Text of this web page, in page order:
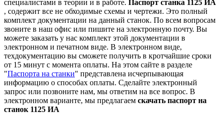
специалистами в теории и в работе. Паспорт станка 1125 ИА
, содержит все не обходимые схемы и чертежи. Это полный
комплект документации на данный станок. По всем вопросам
звоните в наш офис или пишите на электронную почту. Вы
можете заказать у нас комплект этой документации в
электронном и печатном виде. В электронном виде,
техдокументацию вы сможете получить в кротчайшие сроки
от 15 минут с момента оплаты. На этом сайте в разделе
"Паспорта на станки" представлена исчерпывающая
информацию о способах оплаты. Cделайте электронный
запрос или позвоните нам, мы ответим на все вопрос. В
электронном варианте, мы предлагаем скачать паспорт на
станок 1125 ИА